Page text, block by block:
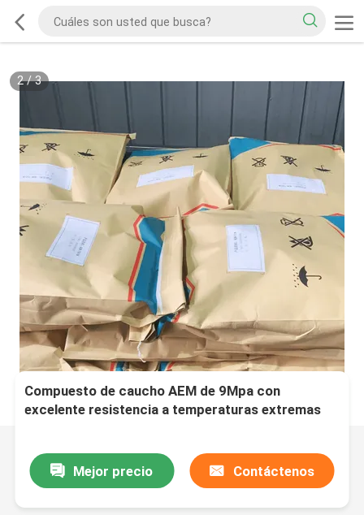
2/3
Compuesto de caucho AEM de 9Mpa con
excelente resistencia a temperaturas extremas
Mejor precio Contáctenos